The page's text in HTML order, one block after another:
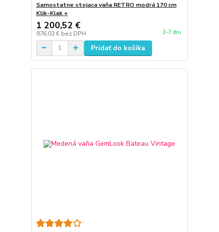
Samostatne stojaca vaňa RETRO modrá 170 cm
Klik-Klak +
1 200,52 €
976,03 € bez DPH 3-7 dni
Pridať do košíka